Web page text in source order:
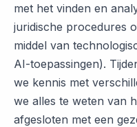
met het vinden en
juridische procedures
middel van
AI-toepassingen).
we kennis met
we alles te weten van
afgesloten met een